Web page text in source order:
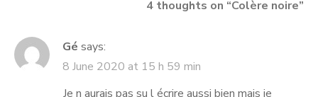
4 thoughts on “Colère noire”
Gé says:
8 June 2020 at 15 h 59 min
Je n aurais pas su l écrire aussi bien mais je